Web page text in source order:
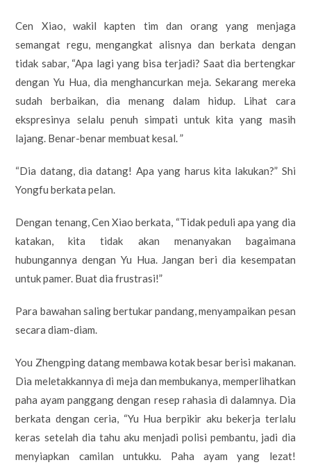
Cen Xiao, wakil kapten tim dan orang yang menjaga
semangat regu, mengangkat alisnya dan berkata dengan
tidak sabar, “Apa lagi yang bisa terjadi? Saat dia bertengkar
dengan Yu Hua, dia menghancurkan meja. Sekarang mereka
sudah berbaikan, dia menang dalam hidup. Lihat cara
ekspresinya selalu penuh simpati untuk kita yang masih
lajang. Benar-benar membuat kesal. ”
“Dia datang, dia datang! Apa yang harus kita lakukan?” Shi
Yongfu berkata pelan.
Dengan tenang, Cen Xiao berkata, “Tidak peduli apa yang dia
katakan, kita tidak akan menanyakan bagaimana
hubungannya dengan Yu Hua. Jangan beri dia kesempatan
untuk pamer. Buat dia frustrasi!”
Para bawahan saling bertukar pandang, menyampaikan pesan
secara diam-diam.
You Zhengping datang membawa kotak besar berisi makanan.
Dia meletakkannya di meja dan membukanya, memperlihatkan
paha ayam panggang dengan resep rahasia di dalamnya. Dia
berkata dengan ceria, “Yu Hua berpikir aku bekerja terlalu
keras setelah dia tahu aku menjadi polisi pembantu, jadi dia
menyiapkan camilan untukku. Paha ayam yang lezat!